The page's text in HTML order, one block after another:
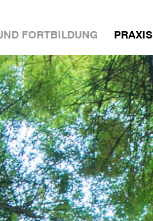
FORTBILDUNG PRAXIS